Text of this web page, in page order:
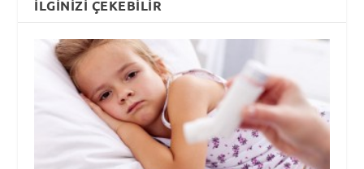
İLGINIZI ÇEKEBILIR